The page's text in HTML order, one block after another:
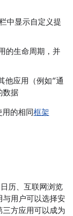
中显示自定义提
的生命周期，并
他应用（例如“通
数据
的相同框架
历、互联网浏览
用户可以选择安
方应用可以成为